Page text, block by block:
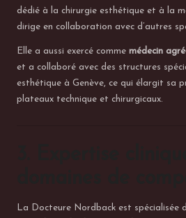
dédié à la chirurgie esthétique et à la
dirige en collaboration avec d’autres
Elle a aussi exercé comme médecin
et a collaboré avec des structures
esthétique à Genève, ce qui élargit sa
plateaux technique et chirurgicaux.
La Docteure Nordback est spécialisée